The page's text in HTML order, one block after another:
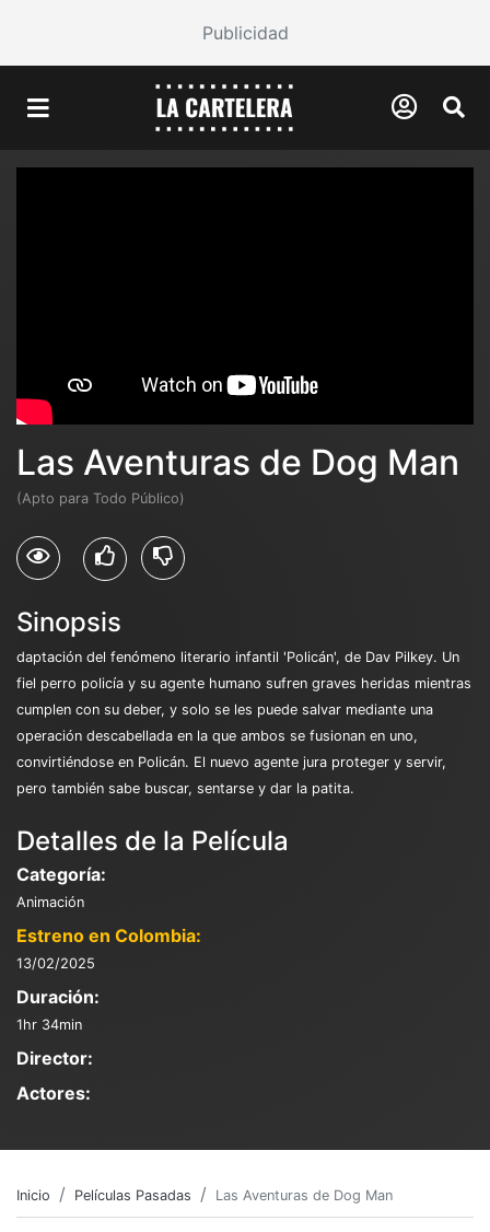
Publicidad
Las Aventuras de Dog Man
(Apto para Todo Público)
Sinopsis
daptación del fenómeno literario infantil 'Policán', de Dav Pilkey. Un
fiel perro policía y su agente humano sufren graves heridas mientras
cumplen con su deber, y solo se les puede salvar mediante una
operación descabellada en la que ambos se fusionan en uno,
convirtiéndose en Policán. El nuevo agente jura proteger y servir,
pero también sabe buscar, sentarse y dar la patita.
Detalles de la Película
Categoría:
Animación
Estreno en Colombia:
13/02/2025
Duración:
1hr 34min
Director:
Actores:
Inicio Películas Pasadas Las Aventuras de Dog Man